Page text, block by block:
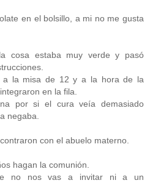
en el bolsillo, a mi no me gusta
cosa estaba muy verde y pasó
a la misa de 12 y a la hora de la
en la fila.
por si el cura veía demasiado
negaba.
con el abuelo materno.
hagan la comunión.
no nos vas a invitar ni a un